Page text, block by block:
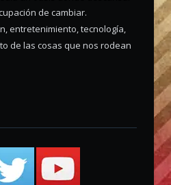
de cambiar.
entretenimiento, tecnología,
de las cosas que nos rodean